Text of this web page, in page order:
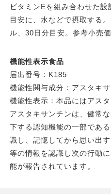
ビタミンEを組み合わせた
目安に、水などで摂取する
ル、30日分目安。参考小売
機能性表示食品
届出番号：K185
機能性関与成分：アスタキ
機能性表示：本品にはアス
アスタキサンチンは、健常
下する認知機能の一部であ
識し、記憶してから思い出
等の情報を認識し次の行動
能が報告されています。